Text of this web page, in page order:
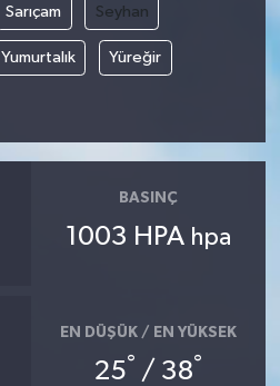
Sarıçam Seyhan
Yumurtalık Yüreğir
BASINÇ
1003 HPA hpa
EN DÜŞÜK / EN YÜKSEK
25° / 38°